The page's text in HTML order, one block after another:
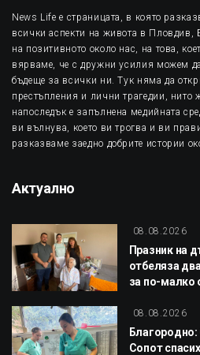
News Life е страницата, в която
всички аспекти на живота в Пловдив,
на позитивното около нас, на това,
вярваме, че с дружни усилия можем
бъдеще за всички ни. Тук няма да
престъпления и лични трагедии, нито
напоследък е запълнена медийната
ви вълнува, което ви трогва и ви
разказваме заедно добрите истории
Актуално
08.08.2026
Празник на
отбеляза
за по-малко
08.08.2026
Сопот